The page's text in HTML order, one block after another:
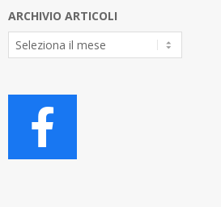
ARCHIVIO ARTICOLI
Archivio
Articoli